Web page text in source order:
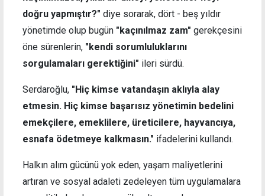
doğru yapmıştır?" diye sorarak, dört - beş yıldır
yönetimde olup bugün "kaçınılmaz zam" gerekçesini
öne sürenlerin, "kendi sorumluluklarını
sorgulamaları gerektiğini" ileri sürdü.
Serdaroğlu, "Hiç kimse vatandaşın aklıyla alay
etmesin. Hiç kimse başarısız yönetimin bedelini
emekçilere, emeklilere, üreticilere, hayvancıya,
esnafa ödetmeye kalkmasın." ifadelerini kullandı.
Halkın alım gücünü yok eden, yaşam maliyetlerini
artıran ve sosyal adaleti zedeleyen tüm uygulamalara